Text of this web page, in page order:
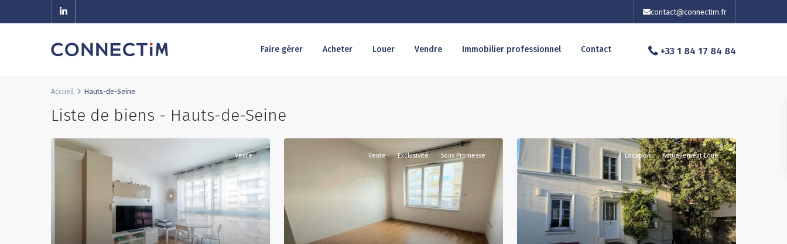
contact@connectim.fr
Faire gérer Acheter Louer Vendre Immobilier professionnel Contact +33 1 84 17 84 84
Accueil Hauts-de-Seine
Liste de biens - Hauts-de-Seine
Vente Vente Exclusivité Sous Promesse Location Actuellement Loué